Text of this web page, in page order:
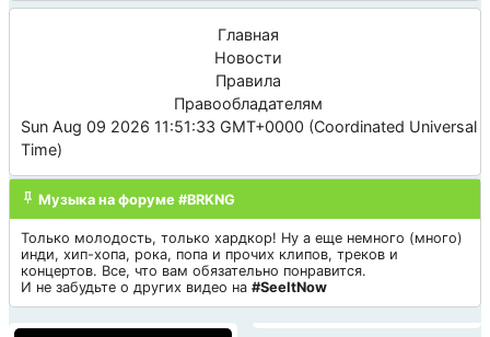
Главная
Новости
Правила
Правообладателям
Sun Aug 09 2026 11:51:33 GMT+0000 (Coordinated Universal
Time)
Музыка на форуме #BRKNG
Только молодость, только хардкор! Ну а еще немного (много)
инди, хип-хопа, рока, попа и прочих клипов, треков и
концертов. Все, что вам обязательно понравится.
И не забудьте о других видео на #SeeItNow